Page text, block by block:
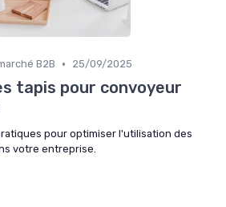
B2B • 25/09/2025
tapis pour convoyeur
pour optimiser l'utilisation des
votre entreprise.